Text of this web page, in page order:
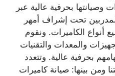
وصيانتها بحرفية عالية عبر
تحت إشراف أمهر
أنواع الكاميرات. ونقوم
والمعدات والتقنيات
بحرفية عالية. وتتعدد
ومن بينها: صيانة كاميرات